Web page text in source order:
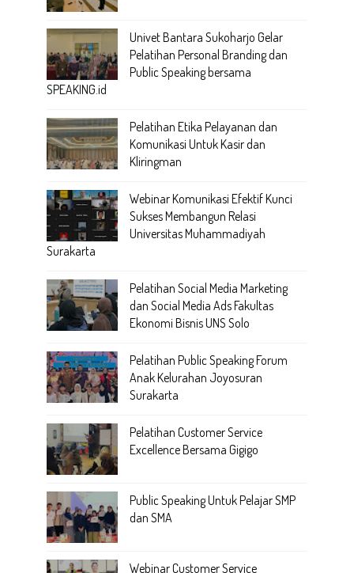
Univet Bantara Sukoharjo Gelar
Pelatihan Personal Branding dan
Public Speaking bersama
SPEAKING.id
Pelatihan Etika Pelayanan dan
Komunikasi Untuk Kasir dan
Kliringman
Webinar Komunikasi Efektif Kunci
Sukses Membangun Relasi
Universitas Muhammadiyah
Surakarta
Pelatihan Social Media Marketing
dan Social Media Ads Fakultas
Ekonomi Bisnis UNS Solo
Pelatihan Public Speaking Forum
Anak Kelurahan Joyosuran
Surakarta
Pelatihan Customer Service
Excellence Bersama Gigigo
Public Speaking Untuk Pelajar SMP
dan SMA
Webinar Customer Service